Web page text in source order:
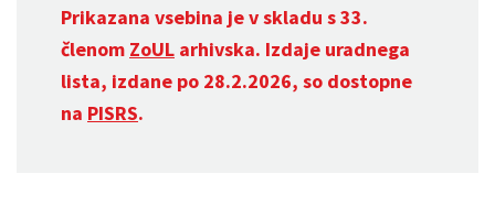
Prikazana vsebina je v skladu s 33.
členom ZoUL arhivska. Izdaje uradnega
lista, izdane po 28.2.2026, so dostopne
na PISRS.